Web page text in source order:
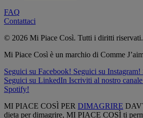
FAQ
Contattaci
© 2026 Mi Piace Così. Tutti i diritti riservati.
Mi Piace Così è un marchio di Comme
Seguici su Facebook! Seguici su Instagram!
Seguici su LinkedIn Iscriviti al nostro
Spotify!
MI PIACE COSÌ PER DIMAGRIRE
dieta per dimagrire, MI PIACE COSÌ ti